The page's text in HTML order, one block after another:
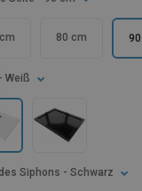
80 cm
- Weiß
Siphons - Schwarz